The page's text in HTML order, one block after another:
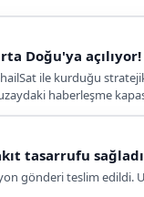
Doğu'ya
ile kurduğu
haberleşme
tasarrufu sağladı
gönderi teslim edildi.